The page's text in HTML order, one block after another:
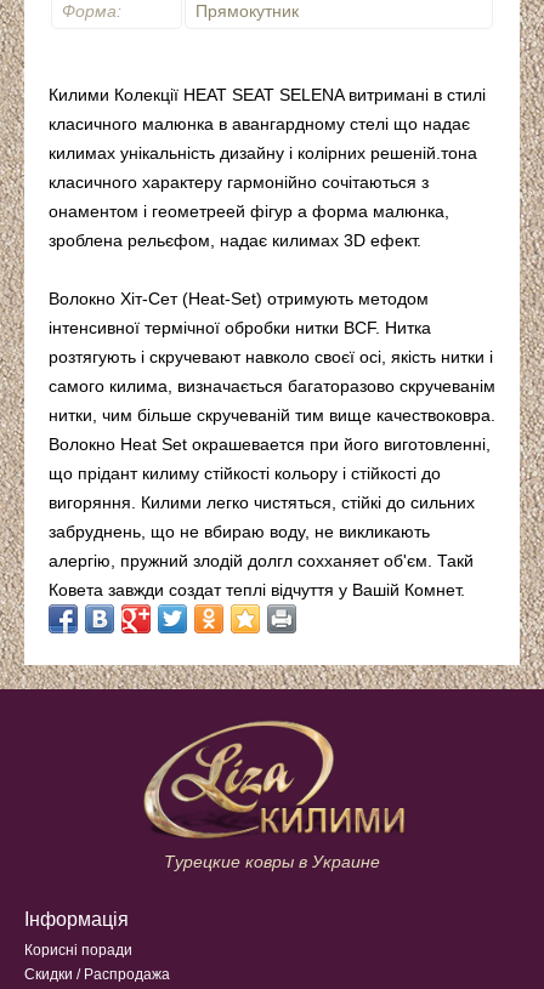
Форма:
Прямокутник
Килими Колекції HEAT SEAT SELENA витримані в стилі
класичного малюнка в авангардному стелі що надає
килимах унікальність дизайну і колірних решеній.тона
класичного характеру гармонійно сочітаються з
онаментом і геометреей фігур а форма малюнка,
зроблена рельєфом, надає килимах 3D ефект.
Волокно Хіт-Сет (Heat-Set) отримують методом
інтенсивної термічної обробки нитки BCF. Нитка
розтягують і скручевают навколо своєї осі, якість нитки і
самого килима, визначається багаторазово скручеванім
нитки, чим більше скручеваній тим вище качествоковра.
Волокно Heat Set окрашевается при його виготовленні,
що прідант килиму стійкості кольору і стійкості до
вигоряння. Килими легко чистяться, стійкі до сильних
забруднень, що не вбираю воду, не викликають
алергію, пружний злодій долгл сохханяет об'єм. Такй
Ковета завжди создат теплі відчуття у Вашій Комнет.
Турецкие ковры в Украине
Інформація
Корисні поради
Скидки / Распродажа